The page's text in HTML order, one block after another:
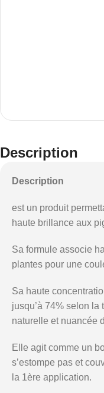
Description
Description
est un produit
haute brillance aux
Sa formule associe
plantes pour une
Sa haute
jusqu’à 74% selon
naturelle et nuancée
Elle agit comme un
s’estompe pas et
la 1ère application.